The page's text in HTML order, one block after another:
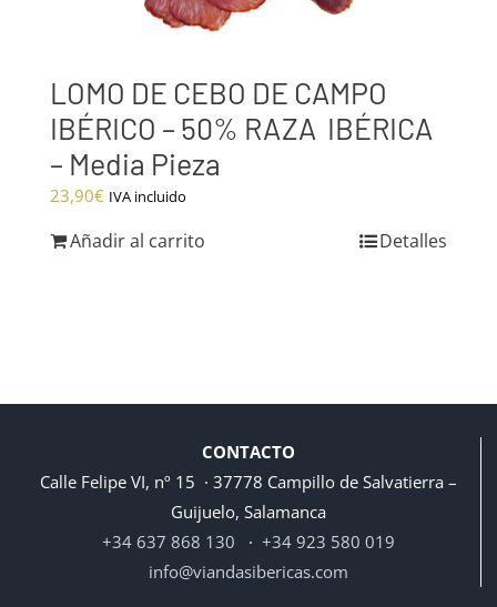
LOMO DE CEBO DE CAMPO
IBÉRICO – 50% RAZA IBÉRICA
– Media Pieza
23,90€ IVA incluido
Añadir al carrito Detalles
CONTACTO
Calle Felipe VI, nº 15 · 37778 Campillo de Salvatierra –
Guijuelo, Salamanca
+34 637 868 130 · +34 923 580 019
info@viandasibericas.com